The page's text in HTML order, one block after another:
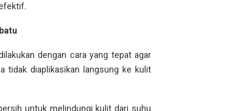
dengan cara yang tepat agar
tidak diaplikasikan langsung ke kulit
untuk melindungi kulit dari suhu